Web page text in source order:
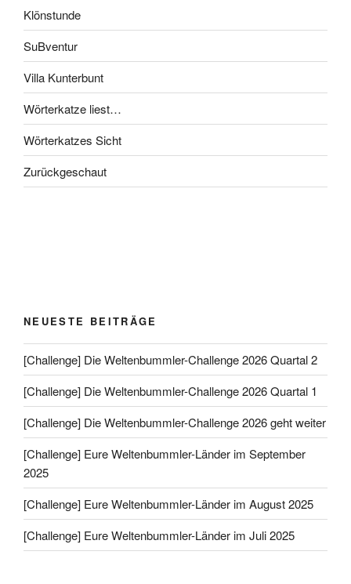
Klönstunde
SuBventur
Villa Kunterbunt
Wörterkatze liest…
Wörterkatzes Sicht
Zurückgeschaut
NEUESTE BEITRÄGE
[Challenge] Die Weltenbummler-Challenge 2026 Quartal 2
[Challenge] Die Weltenbummler-Challenge 2026 Quartal 1
[Challenge] Die Weltenbummler-Challenge 2026 geht weiter
[Challenge] Eure Weltenbummler-Länder im September
2025
[Challenge] Eure Weltenbummler-Länder im August 2025
[Challenge] Eure Weltenbummler-Länder im Juli 2025